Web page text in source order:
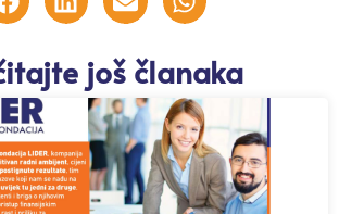
još članaka